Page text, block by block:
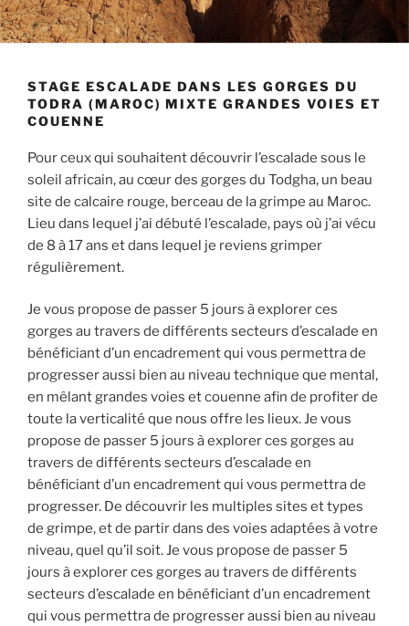
STAGE ESCALADE DANS LES GORGES DU
TODRA (MAROC) MIXTE GRANDES VOIES ET
COUENNE
Pour ceux qui souhaitent découvrir l’escalade sous le
soleil africain, au cœur des gorges du Todgha, un beau
site de calcaire rouge, berceau de la grimpe au Maroc.
Lieu dans lequel j’ai débuté l’escalade, pays où j’ai vécu
de 8 à 17 ans et dans lequel je reviens grimper
régulièrement.
Je vous propose de passer 5 jours à explorer ces
gorges au travers de différents secteurs d’escalade en
bénéficiant d’un encadrement qui vous permettra de
progresser aussi bien au niveau technique que mental,
en mêlant grandes voies et couenne afin de profiter de
toute la verticalité que nous offre les lieux. Je vous
propose de passer 5 jours à explorer ces gorges au
travers de différents secteurs d’escalade en
bénéficiant d’un encadrement qui vous permettra de
progresser. De découvrir les multiples sites et types
de grimpe, et de partir dans des voies adaptées à votre
niveau, quel qu’il soit. Je vous propose de passer 5
jours à explorer ces gorges au travers de différents
secteurs d’escalade en bénéficiant d’un encadrement
qui vous permettra de progresser aussi bien au niveau